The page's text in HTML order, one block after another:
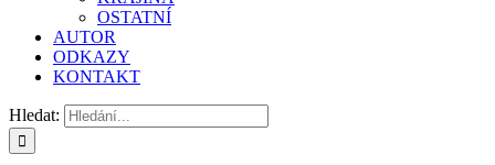
OSTATNÍ
AUTOR
ODKAZY
KONTAKT
Hledat: